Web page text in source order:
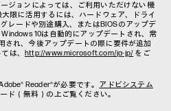
ジョンによっては、ご利用いただけない機
限に活用するには、ハードウェア、ドライ
レードや別途購入、またはBIOSのアップデ
10は自動的にアップデートされ、常
され、今後アップデートの際に要件が追加
は、 http://www.microsoft.com/ja-jp/ をご
Reader®が必要です。 アドビシステム
ド（無料）の上ご覧ください。